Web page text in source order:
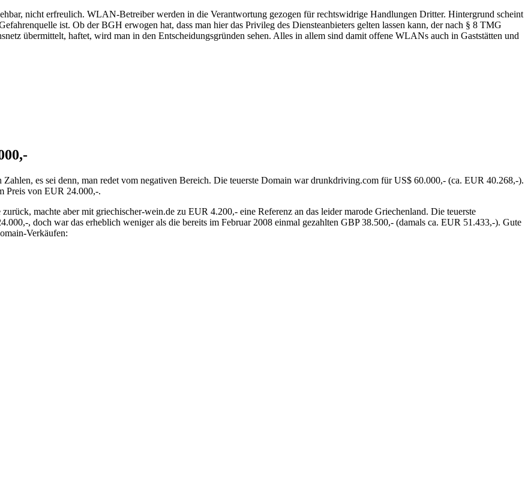
nicht erfreulich. WLAN-Betreiber werden in die Verantwortung gezogen für rechtswidrige Handlungen Dritter. Hintergrund scheint
ist. Ob der BGH erwogen hat, dass man hier das Privileg des Diensteanbieters gelten lassen kann, der nach § 8 TMG
übermittelt, haftet, wird man in den Entscheidungsgründen sehen. Alles in allem sind damit offene WLANs auch in Gaststätten und
es sei denn, man redet vom negativen Bereich. Die teuerste Domain war drunkdriving.com für US$ 60.000,- (ca. EUR 40.268,-).
Preis von EUR 24.000,-.
machte aber mit griechischer-wein.de zu EUR 4.200,- eine Referenz an das leider marode Griechenland. Die teuerste
, doch war das erheblich weniger als die bereits im Februar 2008 einmal gezahlten GBP 38.500,- (damals ca. EUR 51.433,-). Gute
Verkäufen: